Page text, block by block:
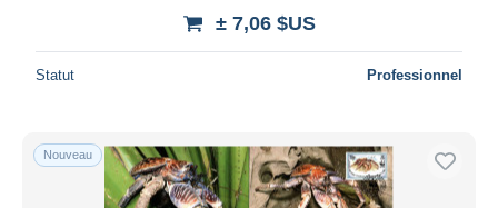
± 7,06 $US
Statut Professionnel
Nouveau